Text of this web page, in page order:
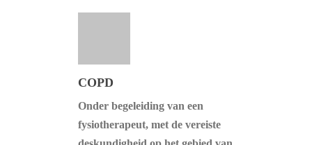
COPD
Onder begeleiding van een
fysiotherapeut, met de vereiste